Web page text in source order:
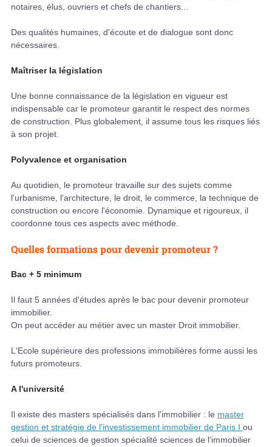
notaires, élus, ouvriers et chefs de chantiers...
Des qualités humaines, d'écoute et de dialogue sont donc
nécessaires.
Maîtriser la législation
Une bonne connaissance de la législation en vigueur est
indispensable car le promoteur garantit le respect des normes
de construction. Plus globalement, il assume tous les risques liés
à son projet.
Polyvalence et organisation
Au quotidien, le promoteur travaille sur des sujets comme
l'urbanisme, l'architecture, le droit, le commerce, la technique de
construction ou encore l'économie. Dynamique et rigoureux, il
coordonne tous ces aspects avec méthode.
Quelles formations pour devenir promoteur ?
Bac + 5 minimum
Il faut 5 années d'études après le bac pour devenir promoteur
immobilier.
On peut accéder au métier avec un master Droit immobilier.
L'Ecole supérieure des professions immobilières forme aussi les
futurs promoteurs.
A l'université
Il existe des masters spécialisés dans l'immobilier : le master
gestion et stratégie de l'investissement immobilier de Paris I ou
celui de sciences de gestion spécialité sciences de l'immobilier